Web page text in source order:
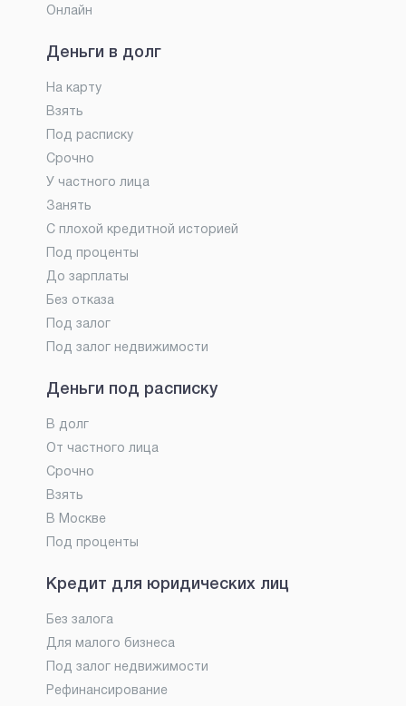
Онлайн
Деньги в долг
На карту
Взять
Под расписку
Срочно
У частного лица
Занять
С плохой кредитной историей
Под проценты
До зарплаты
Без отказа
Под залог
Под залог недвижимости
Деньги под расписку
В долг
От частного лица
Срочно
Взять
В Москве
Под проценты
Кредит для юридических лиц
Без залога
Для малого бизнеса
Под залог недвижимости
Рефинансирование